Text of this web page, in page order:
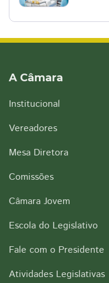
A Câmara
Institucional
Vereadores
Mesa Diretora
Comissões
Câmara Jovem
Escola do Legislativo
Fale com o Presidente
Atividades Legislativas